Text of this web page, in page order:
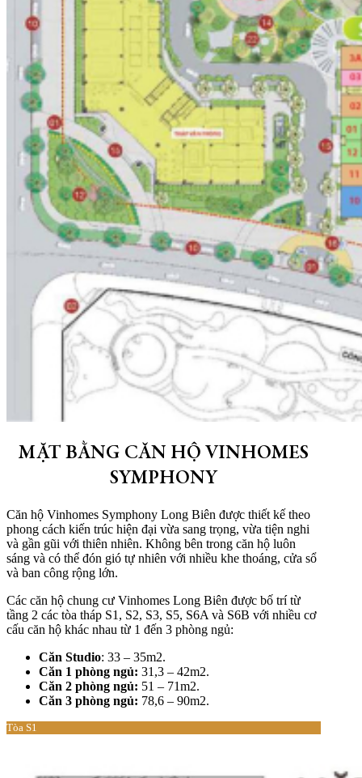
MẶT BẰNG CĂN HỘ VINHOMES
SYMPHONY
Căn hộ Vinhomes Symphony Long Biên được thiết kế theo
phong cách kiến trúc hiện đại vừa sang trọng, vừa tiện nghi
và gần gũi với thiên nhiên. Không bên trong căn hộ luôn
sáng và có thể đón gió tự nhiên với nhiều khe thoáng, cửa sổ
và ban công rộng lớn.
Các căn hộ chung cư Vinhomes Long Biên được bố trí từ
tầng 2 các tòa tháp S1, S2, S3, S5, S6A và S6B với nhiều cơ
cấu căn hộ khác nhau từ 1 đến 3 phòng ngủ:
Căn Studio: 33 – 35m2.
Căn 1 phòng ngủ: 31,3 – 42m2.
Căn 2 phòng ngủ: 51 – 71m2.
Căn 3 phòng ngủ: 78,6 – 90m2.
Tòa S1